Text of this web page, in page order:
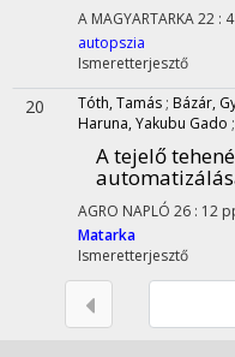
A MAGYARTARKA22 : 4
autopszia
Ismeretterjesztő
20 Tóth, Tamás ; Bázár,
Haruna, Yakubu Gado ;
A tejelő
AGRO NAPLÓ 26 : 12
Matarka
Ismeretterjesztő